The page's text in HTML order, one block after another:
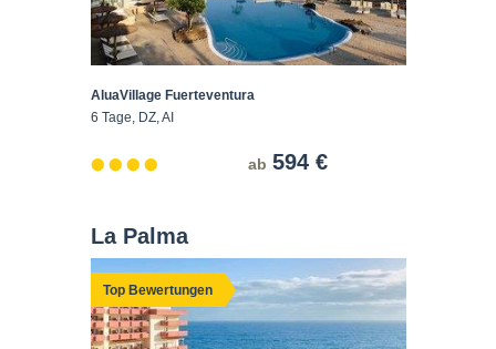
AluaVillage Fuerteventura
6 Tage, DZ, AI
ab 594 €
La Palma
Top Bewertungen